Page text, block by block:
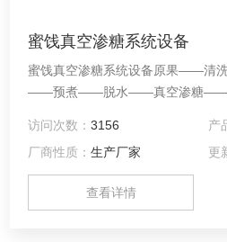
蜜饯真空渗糖系统设备
蜜饯真空渗糖系统设备原果——清
——预煮——脱水——真空渗糖——
访问次数：3156 产
厂商性质：生产厂家 更
查看详情